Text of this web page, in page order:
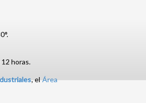
horas.
, elÁrea